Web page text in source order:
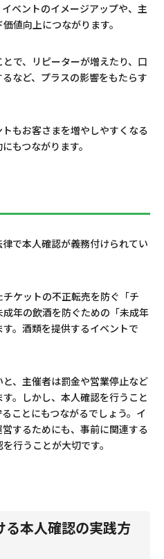
ベントのイメージアップや、主
値向上につながります。
で、リピーターが増えたり、口
など、プラスの影響をもたらす
もお客さまを増やしやすくなる
もつながります。
で本人確認が義務付けられてい
ケットの不正転売を防ぐ「チ
年の飲酒を防ぐための「未成年
。酒類を提供するイベントで
、主催者は罰金や営業停止など
。しかし、本人確認を行うこと
ことにもつながるでしょう。イ
するためにも、事前に関連する
行うことが大切です。
本人確認の実践方